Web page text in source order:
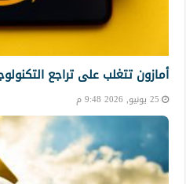
أمازون تتغلب على تراجع
25 يونيو, 2026 9:48 م